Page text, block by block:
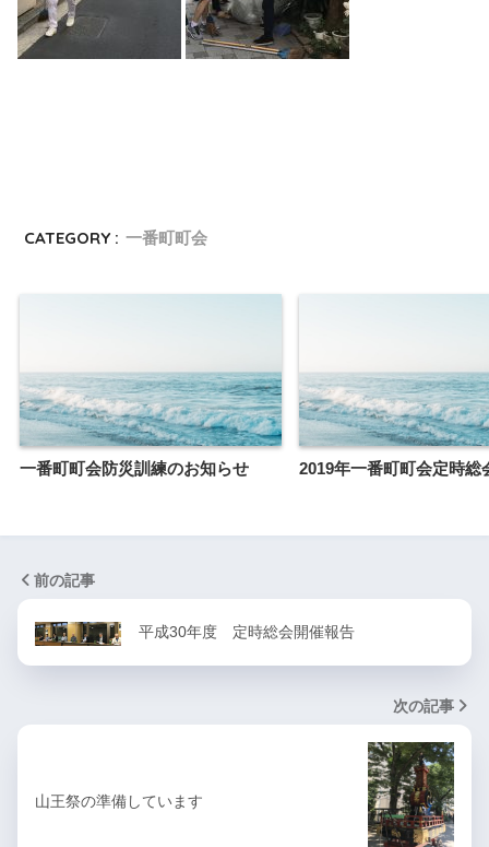
CATEGORY : 一番町町会
一番町町会防災訓練のお知らせ 2019年一番町町会定時総
前の記事
平成30年度 定時総会開催報告
次の記事
山王祭の準備しています